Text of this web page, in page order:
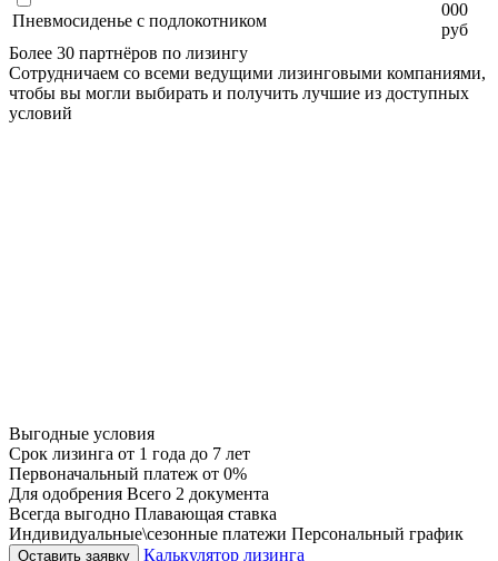
Пневмосиденье с подлокотником
000
руб
Более 30 партнёров по лизингу
Сотрудничаем со всеми ведущими лизинговыми компаниями,
чтобы вы могли выбирать и получить лучшие из доступных
условий
Выгодные условия
Срок лизинга от 1 года до 7 лет
Первоначальный платеж от 0%
Для одобрения Всего 2 документа
Всегда выгодно Плавающая ставка
Индивидуальные\сезонные платежи Персональный график
Оставить заявку Калькулятор лизинга